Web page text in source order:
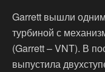
Garrett вышли
турбиной с
(Garrett – VNT). В
выпустила